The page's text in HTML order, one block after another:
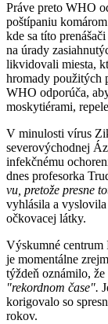
Práve preto WHO
poštípaniu
kde sa títo
na úrady
likvidovali miesta,
hromady použitých
WHO odporúča,
moskytiérami,
V minulosti vírus
severovýchodnej
infekčnému
dnes profesorka
vu, pretože presne
vyhlásila a
očkovacej látky.
Výskumné centrum
je momentálne
týždeň oznámilo,
"rekordnom čase".
korigovalo so
rokov.